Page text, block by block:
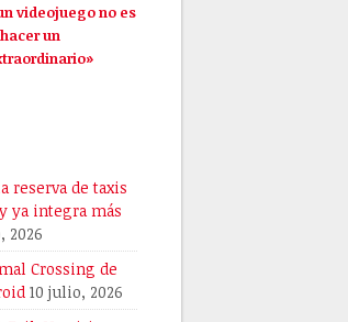
videojuego no es
un
reserva de taxis
ya integra más
2026
Crossing de
10 julio, 2026